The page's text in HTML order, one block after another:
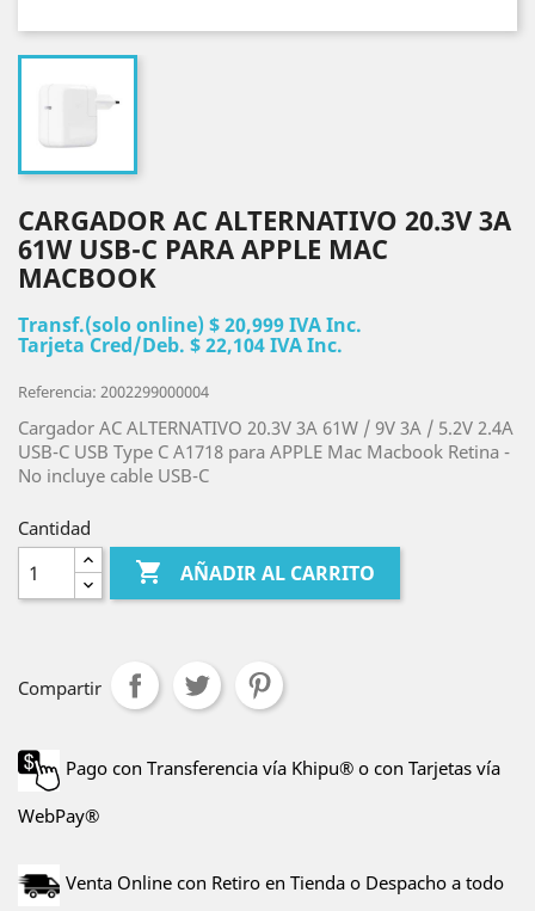
CARGADOR AC ALTERNATIVO 20.3V 3A
61W USB-C PARA APPLE MAC
MACBOOK
Transf.(solo online) $ 20,999 IVA Inc.
Tarjeta Cred/Deb. $ 22,104 IVA Inc.
Referencia: 2002299000004
Cargador AC ALTERNATIVO 20.3V 3A 61W / 9V 3A / 5.2V 2.4A
USB-C USB Type C A1718 para APPLE Mac Macbook Retina -
No incluye cable USB-C
Cantidad
 AÑADIR AL CARRITO
Compartir
Pago con Transferencia vía Khipu® o con Tarjetas vía
WebPay®
Venta Online con Retiro en Tienda o Despacho a todo